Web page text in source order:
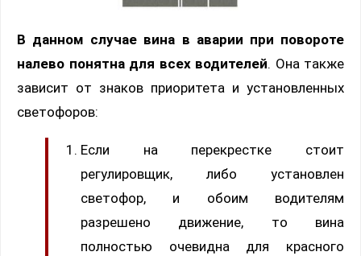
В данном случае вина в аварии при повороте
налево понятна для всех водителей. Она также
зависит от знаков приоритета и установленных
светофоров:
Если на перекрестке стоит
регулировщик, либо установлен
светофор, и обоим водителям
разрешено движение, то вина
полностью очевидна для красного